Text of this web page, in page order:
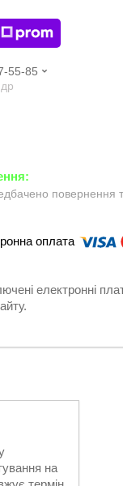
55-85
повернення
електронні
на